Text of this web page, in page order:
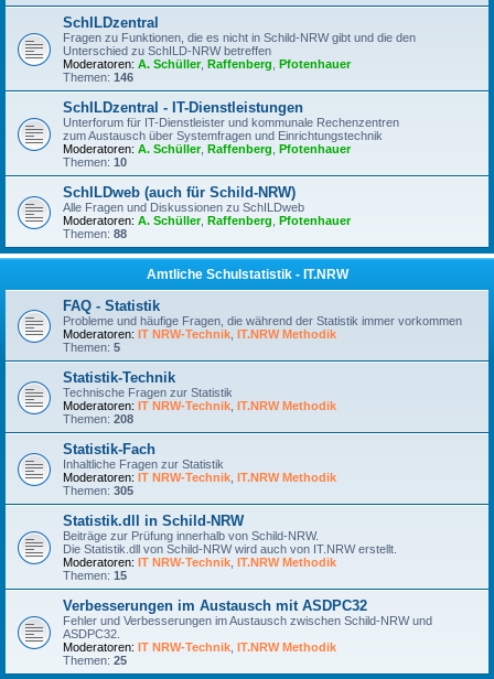
SchILDzentral
Fragen zu Funktionen, die es nicht in Schild-NRW gibt und die den
Unterschied zu SchILD-NRW betreffen
Moderatoren: A. Schüller, Raffenberg Pfotenhauer
Themen: 146
SchILDzentral - IT-Dienstleistungen
Unterforum für IT-Dienstleister und kommunale Rechenzentren
zum Austausch über Systemfragen und Einrichtungstechnik
Moderatoren: A. Schüller, Raffenberg Pfotenhauer
Themen: 10
SchILDweb (auch für Schild-NRW)
Alle Fragen und Diskussionen zu SchILDweb
Moderatoren: A. Schüller, Raffenberg Pfotenhauer
Themen: 88
Amtliche Schulstatistik - IT.NRW
FAQ - Statistik
Probleme und häufige Fragen, die während der Statistik immer vorkommen
Moderatoren: IT NRW-Technik IT.NRW Methodik
Themen: 5
Statistik-Technik
Technische Fragen zur Statistik
Moderatoren: IT NRW-Technik IT.NRW Methodik
Themen: 208
Statistik-Fach
Inhaltliche Fragen zur Statistik
Moderatoren: IT NRW-Technik IT.NRW Methodik
Themen: 305
Statistik.dll in Schild-NRW
Beiträge zur Prüfung innerhalb von Schild-NRW.
Die Statistik.dll von Schild-NRW wird auch von IT.NRW erstellt.
Moderatoren: IT NRW-Technik IT.NRW Methodik
Themen: 15
Verbesserungen im Austausch mit ASDPC32
Fehler und Verbesserungen im Austausch zwischen Schild-NRW und
ASDPC32.
Moderatoren: IT NRW-Technik IT.NRW Methodik
Themen: 25